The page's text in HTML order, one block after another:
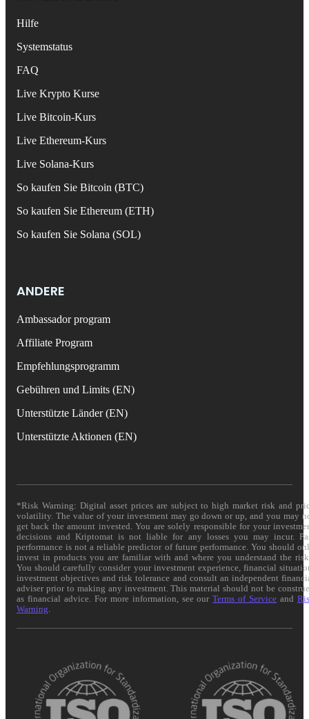
Hilfe
Systemstatus
FAQ
Live Krypto Kurse
Live Bitcoin-Kurs
Live Ethereum-Kurs
Live Solana-Kurs
So kaufen Sie Bitcoin (BTC)
So kaufen Sie Ethereum (ETH)
So kaufen Sie Solana (SOL)
ANDERE
Ambassador program
Affiliate Program
Empfehlungsprogramm
Gebühren und Limits (EN)
Unterstützte Länder (EN)
Unterstützte Aktionen (EN)
*Risk Warning: Digital asset prices are subject to high market risk and
volatility. The value of your investment may go down or up, and you may
get back the amount invested. You are solely responsible for your
decisions and Kriptomat is not liable for any losses you may incur.
performance is not a reliable predictor of future performance. You should
invest in products you are familiar with and where you understand the
You should carefully consider your investment experience, financial
investment objectives and risk tolerance and consult an independent
adviser prior to making any investment. This material should not be
as financial advice. For more information, see ourTerms of Service and
Warning